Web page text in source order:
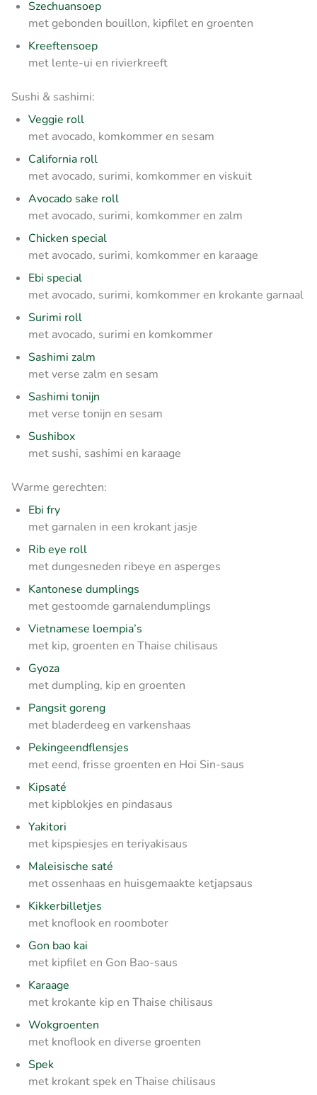
Szechuansoep
met gebonden bouillon, kipfilet en groenten
Kreeftensoep
met lente-ui en rivierkreeft
Sushi & sashimi:
Veggie roll
met avocado, komkommer en sesam
California roll
met avocado, surimi, komkommer en viskuit
Avocado sake roll
met avocado, surimi, komkommer en zalm
Chicken special
met avocado, surimi, komkommer en karaage
Ebi special
met avocado, surimi, komkommer en krokante garnaal
Surimi roll
met avocado, surimi en komkommer
Sashimi zalm
met verse zalm en sesam
Sashimi tonijn
met verse tonijn en sesam
Sushibox
met sushi, sashimi en karaage
Warme gerechten:
Ebi fry
met garnalen in een krokant jasje
Rib eye roll
met dungesneden ribeye en asperges
Kantonese dumplings
met gestoomde garnalendumplings
Vietnamese loempia’s
met kip, groenten en Thaise chilisaus
Gyoza
met dumpling, kip en groenten
Pangsit goreng
met bladerdeeg en varkenshaas
Pekingeendflensjes
met eend, frisse groenten en Hoi Sin-saus
Kipsaté
met kipblokjes en pindasaus
Yakitori
met kipspiesjes en teriyakisaus
Maleisische saté
met ossenhaas en huisgemaakte ketjapsaus
Kikkerbilletjes
met knoflook en roomboter
Gon bao kai
met kipfilet en Gon Bao-saus
Karaage
met krokante kip en Thaise chilisaus
Wokgroenten
met knoflook en diverse groenten
Spek
met krokant spek en Thaise chilisaus